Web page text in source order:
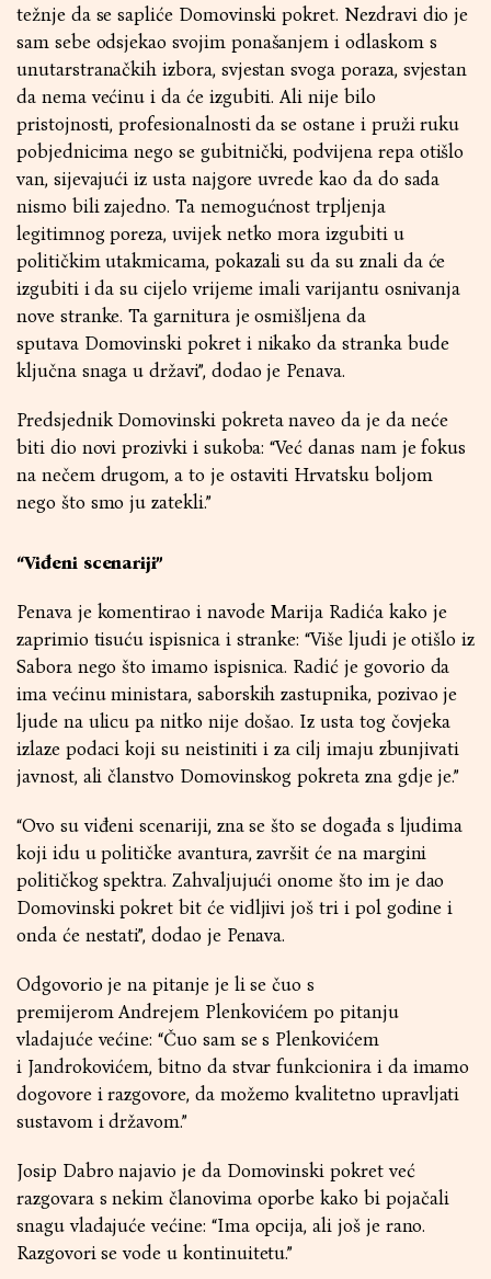
težnje da se sapliće Domovinski pokret. Nezdravi dio je
sam sebe odsjekao svojim ponašanjem i odlaskom s
unutarstranačkih izbora, svjestan svoga poraza, svjestan
da nema većinu i da će izgubiti. Ali nije bilo
pristojnosti, profesionalnosti da se ostane i pruži ruku
pobjednicima nego se gubitnički, podvijena repa otišlo
van, sijevajući iz usta najgore uvrede kao da do sada
nismo bili zajedno. Ta nemogućnost trpljenja
legitimnog poreza, uvijek netko mora izgubiti u
političkim utakmicama, pokazali su da su znali da će
izgubiti i da su cijelo vrijeme imali varijantu osnivanja
nove stranke. Ta garnitura je osmišljena da
sputava Domovinski pokret i nikako da stranka bude
ključna snaga u državi”, dodao je Penava.
Predsjednik Domovinski pokreta naveo da je da neće
biti dio novi prozivki i sukoba: “Već danas nam je fokus
na nečem drugom, a to je ostaviti Hrvatsku boljom
nego što smo ju zatekli.”
“Viđeni scenariji”
Penava je komentirao i navode Marija Radića kako je
zaprimio tisuću ispisnica i stranke: “Više ljudi je otišlo iz
Sabora nego što imamo ispisnica. Radić je govorio da
ima većinu ministara, saborskih zastupnika, pozivao je
ljude na ulicu pa nitko nije došao. Iz usta tog čovjeka
izlaze podaci koji su neistiniti i za cilj imaju zbunjivati
javnost, ali članstvo Domovinskog pokreta zna gdje je.”
“Ovo su viđeni scenariji, zna se što se događa s ljudima
koji idu u političke avantura, završit će na margini
političkog spektra. Zahvaljujući onome što im je dao
Domovinski pokret bit će vidljivi još tri i pol godine i
onda će nestati”, dodao je Penava.
Odgovorio je na pitanje je li se čuo s
premijerom Andrejem Plenkovićem po pitanju
vladajuće većine: “Čuo sam se s Plenkovićem
i Jandrokovićem, bitno da stvar funkcionira i da imamo
dogovore i razgovore, da možemo kvalitetno upravljati
sustavom i državom.”
Josip Dabro najavio je da Domovinski pokret već
razgovara s nekim članovima oporbe kako bi pojačali
snagu vladajuće većine: “Ima opcija, ali još je rano.
Razgovori se vode u kontinuitetu.”